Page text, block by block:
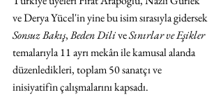
ve Derya Yücel'in yine bu isim sırasıyla gidersek
Sonsuz Bakış, Beden Dili ve Sınırlar ve Eşikler
temalarıyla 11 ayrı mekân ile kamusal alanda
düzenledikleri, toplam 50 sanatçı ve
inisiyatifin çalışmalarını kapsadı.